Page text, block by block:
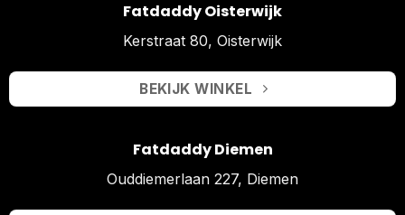
Fatdaddy Oisterwijk
Kerstraat 80, Oisterwijk
BEKIJK WINKEL
Fatdaddy Diemen
Ouddiemerlaan 227, Diemen